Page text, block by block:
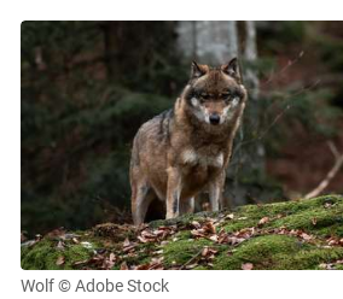
Wolf © Adobe Stock